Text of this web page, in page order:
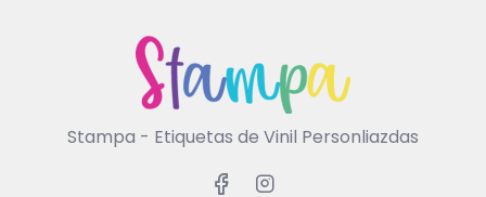
Stampa - Etiquetas de Vinil Personliazdas